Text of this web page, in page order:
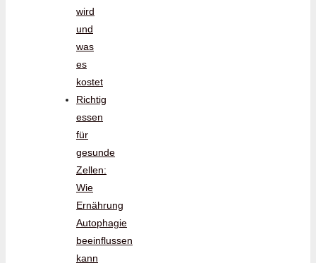
wird
und
was
es
kostet
Richtig
essen
für
gesunde
Zellen:
Wie
Ernährung
Autophagie
beeinflussen
kann